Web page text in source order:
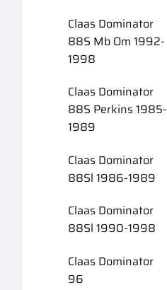
Claas Dominator
88S Mb Om 1992-
1998
Claas Dominator
88S Perkins 1985-
1989
Claas Dominator
88Sl 1986-1989
Claas Dominator
88Sl 1990-1998
Claas Dominator
96